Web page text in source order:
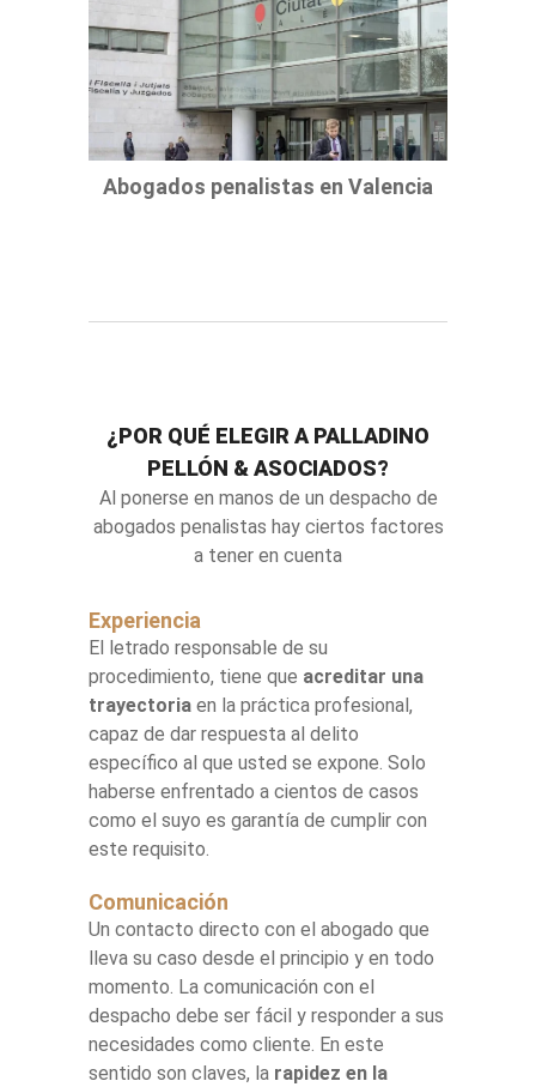
Abogados penalistas en Valencia
¿POR QUÉ ELEGIR A PALLADINO
PELLÓN & ASOCIADOS?
Al ponerse en manos de un despacho de
abogados penalistas hay ciertos factores
a tener en cuenta
Experiencia
El letrado responsable de su
procedimiento, tiene que acreditar una
trayectoria en la práctica profesional,
capaz de dar respuesta al delito
específico al que usted se expone. Solo
haberse enfrentado a cientos de casos
como el suyo es garantía de cumplir con
este requisito.
Comunicación
Un contacto directo con el abogado que
lleva su caso desde el principio y en todo
momento. La comunicación con el
despacho debe ser fácil y responder a sus
necesidades como cliente. En este
sentido son claves, la rapidez en la